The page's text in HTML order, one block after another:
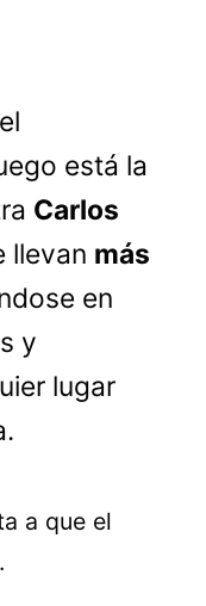
está la
Carlos
llevan más
en
y
lugar
a que el
.